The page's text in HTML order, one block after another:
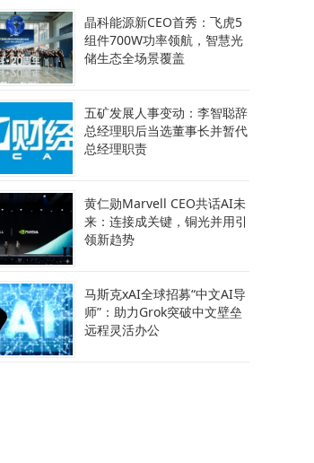
晶科能源新CEO首秀：飞虎5
组件700W功率领航，智慧光
储生态全场景覆盖
五矿发展人事变动：李智聪辞
总经理职后当选董事长并暂代
总经理职责
黄仁勋Marvell CEO共话AI未
来：连接成关键，铜光并用引
领新趋势
马斯克xAI全球招募“中文AI导
师”：助力Grok突破中文壁垒
远程灵活办公